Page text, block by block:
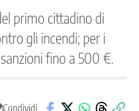
primo cittadino di
gli incendi; per i
fino a 500 €.
Condividi